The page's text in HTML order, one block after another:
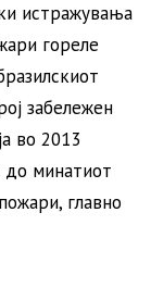
истражувања
гореле
забележен
во 2013
до минатиот
главно